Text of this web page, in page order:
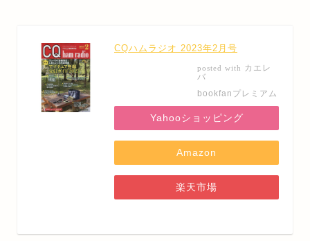
CQハムラジオ 2023年2月号
posted with カエレ
バ
bookfanプレミアム
Yahooショッピング
Amazon
楽天市場